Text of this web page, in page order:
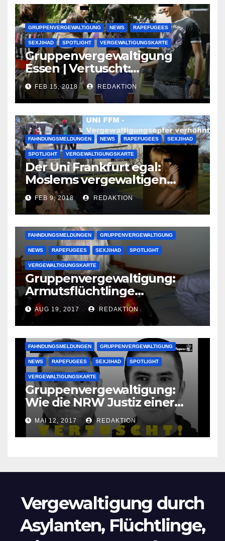
GRUPPENVERGEWALTIGUNG NEWS RAPEFUGEES
SEXJIHAD SPOTLIGHT VERGEWALTIGUNGSKARTE
Gruppenvergewaltigung
Essen | Vertuscht:
Lauenburger Gang ist ein
großer Muslimclan
FEB 15, 2018 REDAKTION
FAHNDUNGSMELDUNGEN NEWS RAPEFUGEES SEXJIHAD
SPOTLIGHT VERGEWALTIGUNGSKARTE
Der Uni Frankfurt egal:
Moslems vergewaltigen
deutsche Studentinnen auf
Uni-Campus
FEB 9, 2018 REDAKTION
FAHNDUNGSMELDUNGEN GRUPPENVERGEWALTIGUNG
NEWS RAPEFUGEES SEXJIHAD SPOTLIGHT
VERGEWALTIGUNGSKARTE
Gruppenvergewaltigung:
Armutsflüchtlinge
vergewaltigen bettlägerige
Oma im Schlaf
krankenhausreif
AUG 19, 2017 REDAKTION
FAHNDUNGSMELDUNGEN GRUPPENVERGEWALTIGUNG
NEWS RAPEFUGEES SEXJIHAD SPOTLIGHT
VERGEWALTIGUNGSKARTE
Gruppenvergewaltigung:
Wie die NRW Justiz einer
Lokalzeitung verbietet diese
Bilder zu veröffentlichen
MAI 12, 2017 REDAKTION
Vergewaltigung durch
Asylanten, Flüchtlinge,